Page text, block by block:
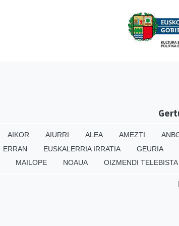
AIKOR AIURRI ALEA AMEZTI
ERRAN EUSKALERRIA IRRATIA GEURIA
MAILOPE NOAUA OIZMENDI TELEBISTA